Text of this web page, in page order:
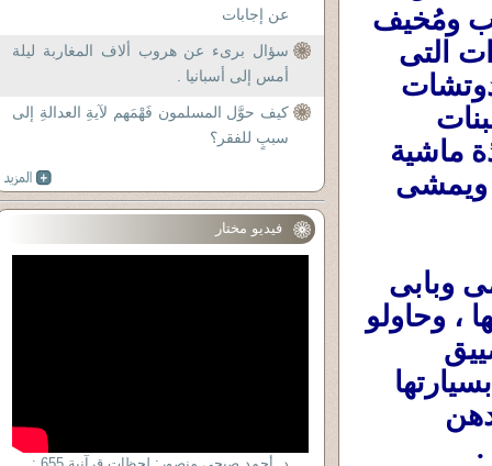
.
عن إجابات
سؤال برىء عن هروب ألاف المغاربة ليلة
أمس إلى أسبانيا .
كيف حوَّل المسلمون فَهْمَهم لآيةِ العدالةِ إلى
سببٍ للفقر؟
فيديو مختار